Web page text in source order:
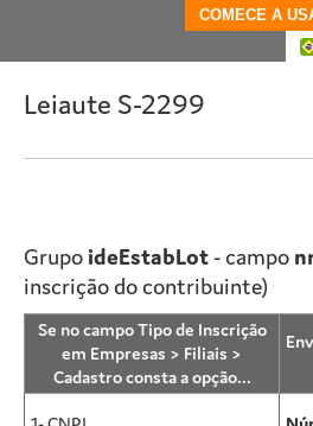
COMECE A
Leiaute S-2299
Grupo ideEstabLot- campo
inscrição do contribuinte)
Se no campo Tipo de Inscrição
em Empresas > Filiais >
Cadastro consta a opção...